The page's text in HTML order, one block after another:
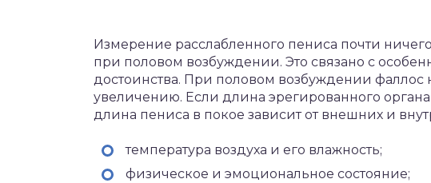
Измерение расслабленного пениса почти
при половом возбуждении. Это связано с
достоинства. При половом возбуждении фаллос
увеличению. Если длина эрегированного органа
длина пениса в покое зависит от внешних и
температура воздуха и его влажность;
физическое и эмоциональное состояние;